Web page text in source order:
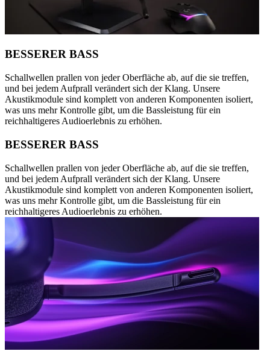
BESSERER BASS
Schallwellen prallen von jeder Oberfläche ab, auf die sie treffen,
und bei jedem Aufprall verändert sich der Klang. Unsere
Akustikmodule sind komplett von anderen Komponenten isoliert,
was uns mehr Kontrolle gibt, um die Bassleistung für ein
reichhaltigeres Audioerlebnis zu erhöhen.
BESSERER BASS
Schallwellen prallen von jeder Oberfläche ab, auf die sie treffen,
und bei jedem Aufprall verändert sich der Klang. Unsere
Akustikmodule sind komplett von anderen Komponenten isoliert,
was uns mehr Kontrolle gibt, um die Bassleistung für ein
reichhaltigeres Audioerlebnis zu erhöhen.